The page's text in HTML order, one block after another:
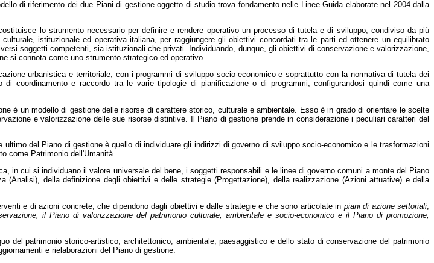
di riferimento dei due Piani di gestione oggetto di studio trova fondamento nelle Linee Guida elaborate nel 2004 dalla
lo strumento necessario per definire e rendere operativo un processo di tutela e di sviluppo, condiviso da più
istituzionale ed operativa italiana, per raggiungere gli obiettivi concordati tra le parti ed ottenere un equilibrato
soggetti competenti, sia istituzionali che privati. Individuando, dunque, gli obiettivi di conservazione e valorizzazione,
si connota come uno strumento strategico ed operativo.
urbanistica e territoriale, con i programmi di sviluppo socio-economico e soprattutto con la normativa di tutela dei
e raccordo tra le varie tipologie di pianificazione o di programmi, configurandosi quindi come una
è un modello di gestione delle risorse di carattere storico, culturale e ambientale. Esso è in grado di orientare le scelte
e valorizzazione delle sue risorse distintive. Il Piano di gestione prende in considerazione i peculiari caratteri del
del Piano di gestione è quello di individuare gli indirizzi di governo di sviluppo socio-economico e le trasformazioni
come Patrimonio dell'Umanità.
in cui si individuano il valore universale del bene, i soggetti responsabili e le linee di governo comuni a monte del Piano
della definizione degli obiettivi e delle strategie (Progettazione), della realizzazione (Azioni attuative) e della
e di azioni concrete, che dipendono dagli obiettivi e dalle strategie e che sono articolate in piani di azione settoriali
il Piano di valorizzazione del patrimonio culturale, ambientale e socio-economico e il Piano di promozione,
del patrimonio storico-artistico, architettonico, ambientale, paesaggistico e dello stato di conservazione del patrimonio
e rielaborazioni del Piano di gestione.